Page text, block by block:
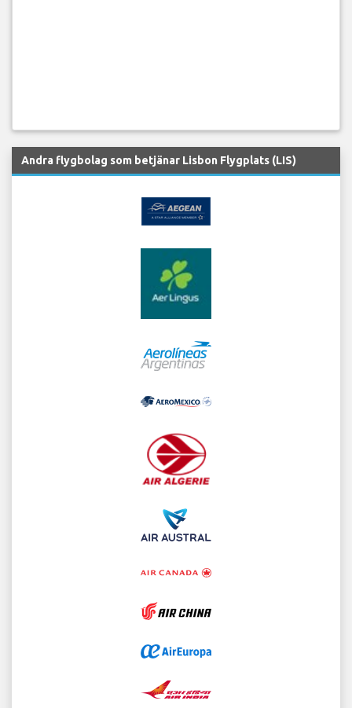
Andra flygbolag som betjänar Lisbon Flygplats (LIS)